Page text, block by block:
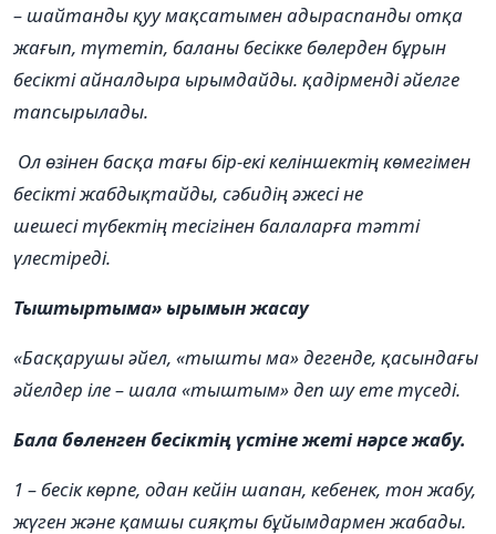
– шайтанды қуу мақсатымен адыраспанды отқа
жағып, түтетіп, баланы бесікке бөлерден бұрын
бесікті айналдыра ырымдайды. қадірменді әйелге
тапсырылады.
Ол өзінен басқа тағы бір-екікеліншектіңкөмегімен
бесікті жабдықтайды, сәбидің әжесі не
шешесітүбектіңтесігінен балаларға тәтті
үлестіреді.
Тыштыртыма» ырымын жасау
«Басқарушы әйел, «тышты ма» дегенде, қасындағы
әйелдер іле – шала «тыштым» деп шу ете түседі.
Бала бөленген бесіктің үстіне жеті нәрсе жабу.
1 – бесік көрпе, одан кейін шапан, кебенек, тон жабу,
жүген және қамшы сияқты бұйымдармен жабады.